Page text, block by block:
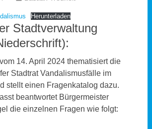
Herunterladen
Stadtverwaltung
14. April 2024 thematisiert die
Stadtrat Vandalismusfälle im
stellt einen Fragenkatalog dazu.
beantwortet Bürgermeister
die einzelnen Fragen wie folgt: